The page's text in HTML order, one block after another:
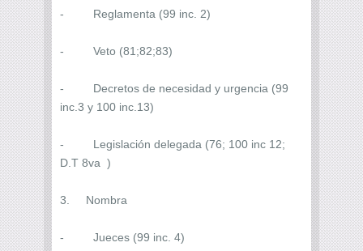
- Reglamenta (99 inc. 2)
- Veto (81;82;83)
- Decretos de necesidad y urgencia (99
inc.3 y 100 inc.13)
- Legislación delegada (76; 100 inc 12;
D.T 8va )
3. Nombra
- Jueces (99 inc. 4)